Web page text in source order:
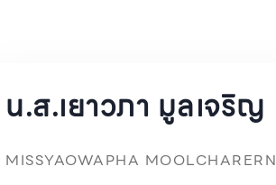
น.ส.เยาวภา มูลเจริญ
MISSYAOWAPHA MOOLCHARERN